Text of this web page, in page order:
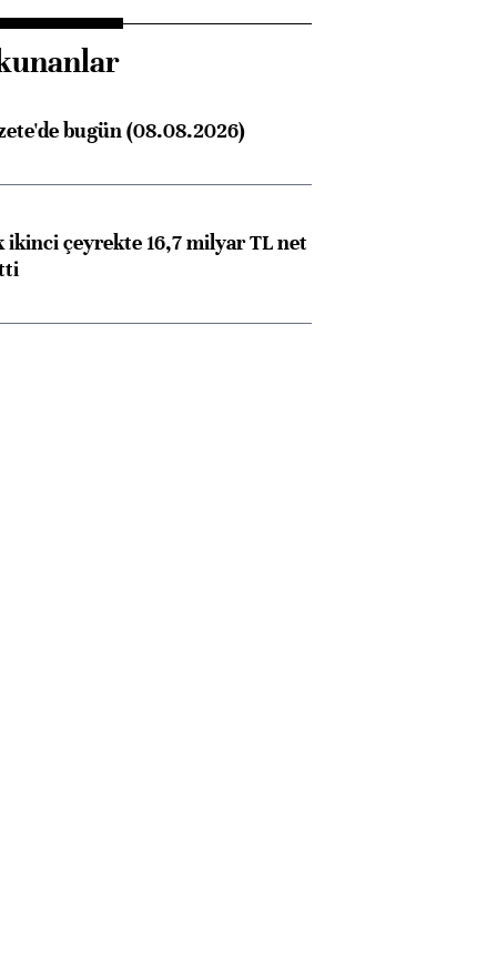
bugün (08.08.2026)
ikinci çeyrekte 16,7 milyar TL net